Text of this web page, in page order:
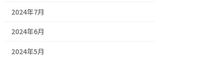
2024年7月
2024年6月
2024年5月